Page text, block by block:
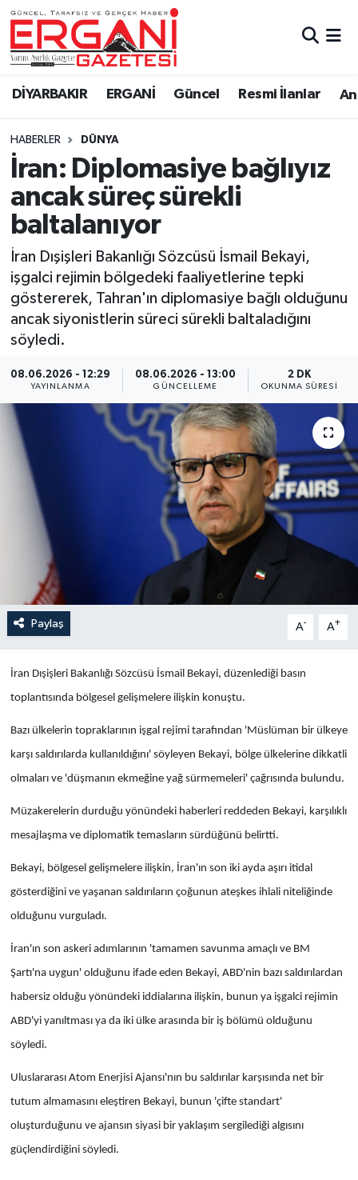
DİYARBAKIR ERGANİ Güncel Resmi İlanlar
HABERLER DÜNYA
İran: Diplomasiye bağlıyız
ancak süreç sürekli
baltalanıyor
İran Dışişleri Bakanlığı Sözcüsü İsmail Bekayi,
işgalci rejimin bölgedeki faaliyetlerine tepki
göstererek, Tahran'ın diplomasiye bağlı olduğunu
ancak siyonistlerin süreci sürekli baltaladığını
söyledi.
08.06.2026 - 12:29
YAYINLANMA
08.06.2026 - 13:00
GÜNCELLEME
2 DK
OKUNMA SÜRESI
Paylaş A- A+
İran Dışişleri Bakanlığı Sözcüsü İsmail Bekayi, düzenlediği basın
toplantısında bölgesel gelişmelere ilişkin konuştu.
Bazı ülkelerin topraklarının işgal rejimi tarafından 'Müslüman bir ülkeye
karşı saldırılarda kullanıldığını' söyleyen Bekayi, bölge ülkelerine dikkatli
olmaları ve 'düşmanın ekmeğine yağ sürmemeleri' çağrısında bulundu.
Müzakerelerin durduğu yönündeki haberleri reddeden Bekayi, karşılıklı
mesajlaşma ve diplomatik temasların sürdüğünü belirtti.
Bekayi, bölgesel gelişmelere ilişkin, İran'ın son iki ayda aşırı itidal
gösterdiğini ve yaşanan saldırıların çoğunun ateşkes ihlali niteliğinde
olduğunu vurguladı.
İran'ın son askeri adımlarının 'tamamen savunma amaçlı ve BM
Şartı'na uygun' olduğunu ifade eden Bekayi, ABD'nin bazı saldırılardan
habersiz olduğu yönündeki iddialarına ilişkin, bunun ya işgalci rejimin
ABD'yi yanıltması ya da iki ülke arasında bir iş bölümü olduğunu
söyledi.
Uluslararası Atom Enerjisi Ajansı'nın bu saldırılar karşısında net bir
tutum almamasını eleştiren Bekayi, bunun 'çifte standart'
oluşturduğunu ve ajansın siyasi bir yaklaşım sergilediği algısını
güçlendirdiğini söyledi.
DİYARBAKIR
BİSMİL
BAĞLAR
ERGANİ
Güncel
Eği̇ti̇m
Resmi İlanlar
Sağlık
Si̇yaset
Spor
Yaşam
Bi̇li̇m & Teknoloji̇
Dünya
Eği̇ti̇m
Ergani Nöbetçi Eczaneler
Ergani Hava Durumu
Ergani Trafik Yoğunluk Haritası
Süper Lig Puan Durumu ve Fikstür
Tüm Manşetler
Son Dakika Haberleri
Haber Arşivi